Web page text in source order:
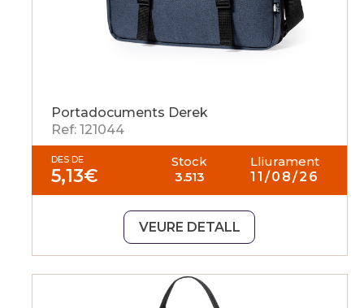
Portadocuments Derek
Ref: 121044
DES DE
5,13€
Stock
3.513
Lliurament
11/08/26
VEURE DETALL